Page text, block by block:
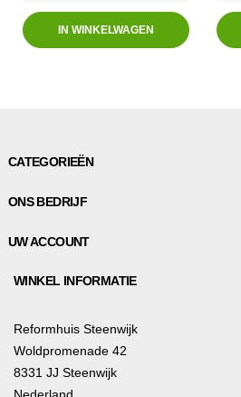
IN WINKELWAGEN
CATEGORIEËN
ONS BEDRIJF
UW ACCOUNT
WINKEL INFORMATIE
Reformhuis Steenwijk
Woldpromenade 42
8331 JJ Steenwijk